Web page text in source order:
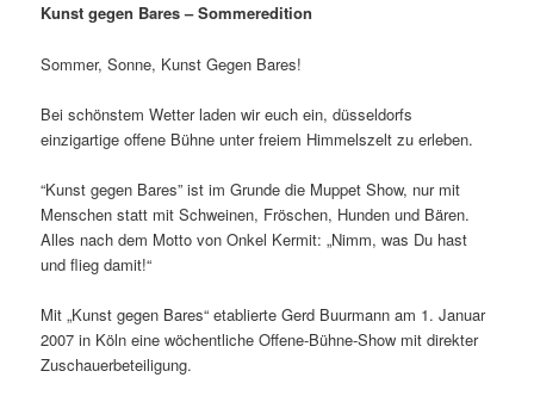
Kunst gegen Bares – Sommeredition
Sommer, Sonne, Kunst Gegen Bares!
Bei schönstem Wetter laden wir euch ein, düsseldorfs
einzigartige offene Bühne unter freiem Himmelszelt zu erleben.
“Kunst gegen Bares” ist im Grunde die Muppet Show, nur mit
Menschen statt mit Schweinen, Fröschen, Hunden und Bären.
Alles nach dem Motto von Onkel Kermit: „Nimm, was Du hast
und flieg damit!“
Mit „Kunst gegen Bares“ etablierte Gerd Buurmann am 1. Januar
2007 in Köln eine wöchentliche Offene-Bühne-Show mit direkter
Zuschauerbeteiligung.